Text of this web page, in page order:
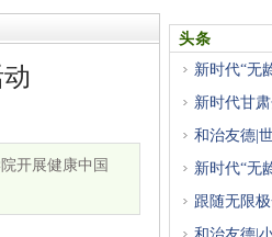
开展健康中国
头条
新时代“无
新时代甘
和治友德|
新时代“无
跟随无限